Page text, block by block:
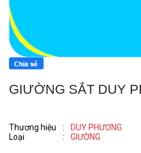
GIƯỜNG SẮT DUY
Thương hiệu :
DUY PHƯƠNG
Loại
: GIƯỜNG